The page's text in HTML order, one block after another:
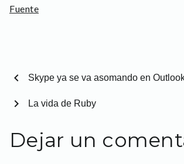
Fuente
chevron_left Skype ya se va asomando en
La vida de Ruby
chevron_right
Dejar un